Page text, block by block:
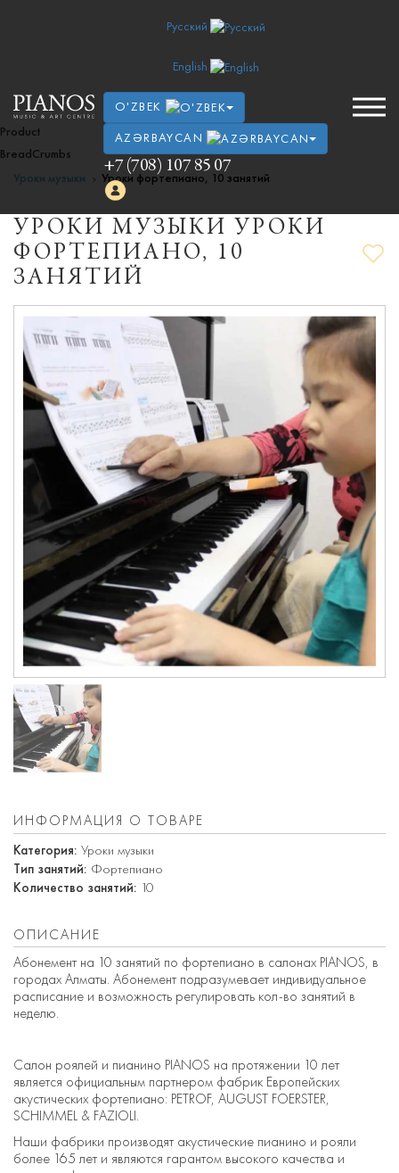
Русский
English
O'ZBEK
AZƏRBAYCAN
+7 (708) 107 85 07
Product
BreadCrumbs
Уроки музыки
Уроки фортепиано, 10 занятий
УРОКИ МУЗЫКИ УРОКИ
ФОРТЕПИАНО, 10
ЗАНЯТИЙ
ИНФОРМАЦИЯ О ТОВАРЕ
Категория: Уроки музыки
Тип занятий: Фортепиано
Количество занятий: 10
ОПИСАНИЕ
Абонемент на 10 занятий по фортепиано в салонах PIANOS, в
городах Алматы. Абонемент подразумевает индивидуальное
расписание и возможность регулировать кол-во занятий в
неделю.
Салон роялей и пианино PIANOS на протяжении 10 лет
является официальным партнером фабрик Европейских
акустических фортепиано: PETROF, AUGUST FOERSTER,
SCHIMMEL & FAZIOLI.
Наши фабрики производят акустические пианино и рояли
более 165 лет и являются гарантом высокого качества и